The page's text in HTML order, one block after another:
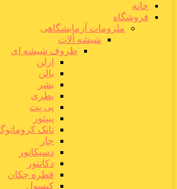
خانه
فروشگاه
ملزومات آزمایشگاهی
شیشه آلات
ظروف شیشه ای
ارلن
بالن
بشر
بطری
پی پت
پیپتور
تانک
جار
دسیکاتور
دکانتور
قطره چکان
کپسول